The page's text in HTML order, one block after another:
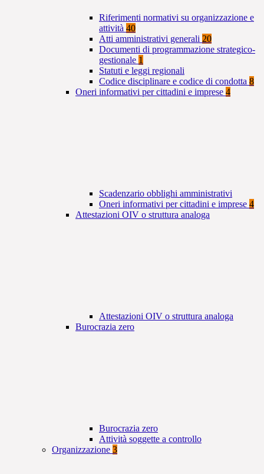
Riferimenti normativi su organizzazione e
attività 40
Atti amministrativi generali 20
Documenti di programmazione strategico-
gestionale 1
Statuti e leggi regionali
Codice disciplinare e codice di condotta 8
Oneri informativi per cittadini e imprese 4
Scadenzario obblighi amministrativi
Oneri informativi per cittadini e imprese 4
Attestazioni OIV o struttura analoga
Attestazioni OIV o struttura analoga
Burocrazia zero
Burocrazia zero
Attività soggette a controllo
Organizzazione 3